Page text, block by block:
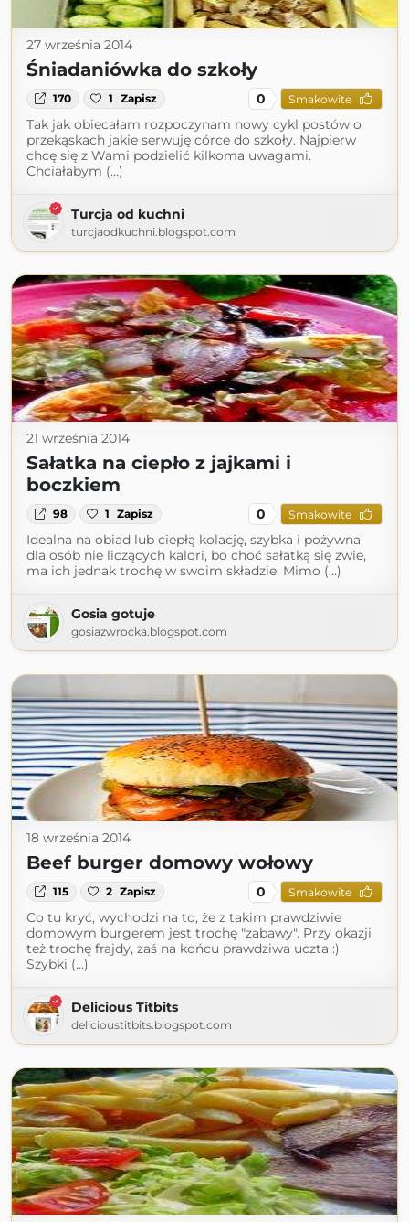
27 września 2014
Śniadaniówka do szkoły
170 1 Zapisz 0 Smakowite
Tak jak obiecałam rozpoczynam nowy cykl postów o
przekąskach jakie serwuję córce do szkoły. Najpierw
chcę się z Wami podzielić kilkoma uwagami.
Chciałabym (...)
Turcja od kuchni
turcjaodkuchni.blogspot.com
21 września 2014
Sałatka na ciepło z jajkami i
boczkiem
98 1 Zapisz 0 Smakowite
Idealna na obiad lub ciepłą kolację, szybka i pożywna
dla osób nie liczących kalori, bo choć sałatką się zwie,
ma ich jednak trochę w swoim składzie. Mimo (...)
Gosia gotuje
gosiazwrocka.blogspot.com
18 września 2014
Beef burger domowy wołowy
115 2 Zapisz 0 Smakowite
Co tu kryć, wychodzi na to, że z takim prawdziwie
domowym burgerem jest trochę "zabawy". Przy okazji
też trochę frajdy, zaś na końcu prawdziwa uczta :)
Szybki (...)
Delicious Titbits
delicioustitbits.blogspot.com